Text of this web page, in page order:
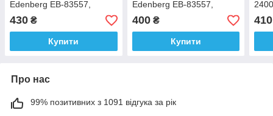
Edenberg EB-83557,
скляний
430 ₴
Купити
Edenberg EB-83557,
скляний
400₴
Купити
410
Про нас
99% позитивних з 1091 відгука за рік